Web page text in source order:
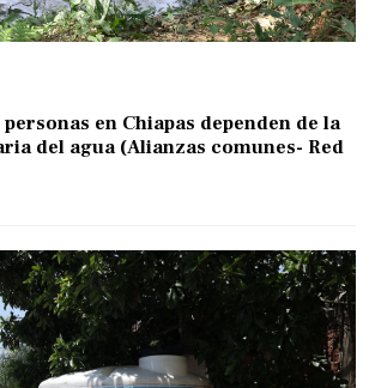
en Chiapas dependen de la
del agua (Alianzas comunes- Red